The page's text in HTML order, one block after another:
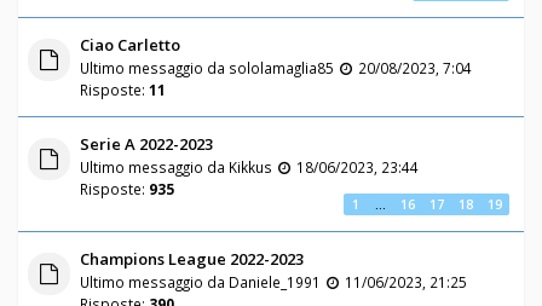
Ciao Carletto
Ultimo messaggio da sololamaglia85
20/08/2023, 7:04
Risposte: 11
Serie A 2022-2023
Ultimo messaggio da Kikkus
18/06/2023, 23:44
Risposte: 935
1 … 16 17 18 19
Champions League 2022-2023
Ultimo messaggio da Daniele_1991
11/06/2023, 21:25